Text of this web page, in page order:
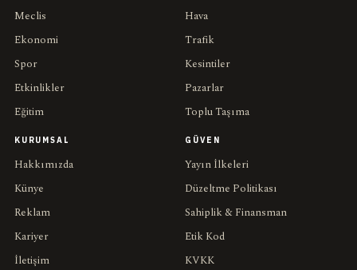
Meclis
Ekonomi
Spor
Etkinlikler
Eğitim
Hava
Trafik
Kesintiler
Pazarlar
Toplu Taşıma
KURUMSAL
Hakkımızda
Künye
Reklam
Kariyer
İletişim
GÜVEN
Yayın İlkeleri
Düzeltme Politikası
Sahiplik & Finansman
Etik Kod
KVKK